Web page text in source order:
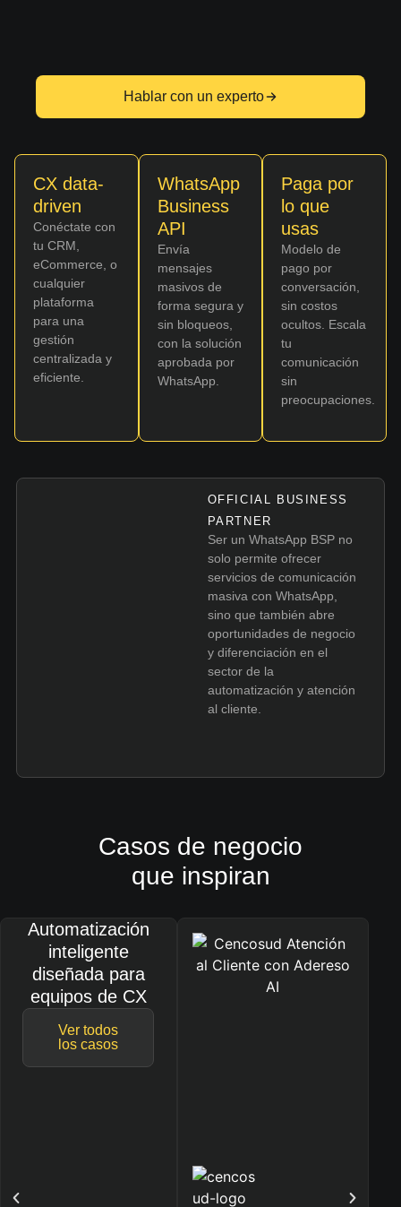
Hablar con un experto
CX data-
driven
Conéctate con
tu CRM,
eCommerce, o
cualquier
plataforma
para una
gestión
centralizada y
eficiente.
WhatsApp
Business
API
Envía
mensajes
masivos de
forma segura y
sin bloqueos,
con la solución
aprobada por
WhatsApp.
Paga por
lo que
usas
Modelo de
pago por
conversación,
sin costos
ocultos. Escala
tu
comunicación
sin
preocupaciones.
OFFICIAL BUSINESS
PARTNER
Ser un WhatsApp BSP no
solo permite ofrecer
servicios de comunicación
masiva con WhatsApp,
sino que también abre
oportunidades de negocio
y diferenciación en el
sector de la
automatización y atención
al cliente.
Casos de negocio
que inspiran
Automatización
inteligente
diseñada para
equipos de CX
Ver todos
los casos